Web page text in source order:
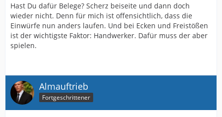
Hast Du dafür Belege? Scherz beiseite und dann doch
wieder nicht. Denn für mich ist offensichtlich, dass die
Einwürfe nun anders laufen. Und bei Ecken und Freistößen
ist der wichtigste Faktor: Handwerker. Dafür muss der aber
spielen.
Almauftrieb
Fortgeschrittener